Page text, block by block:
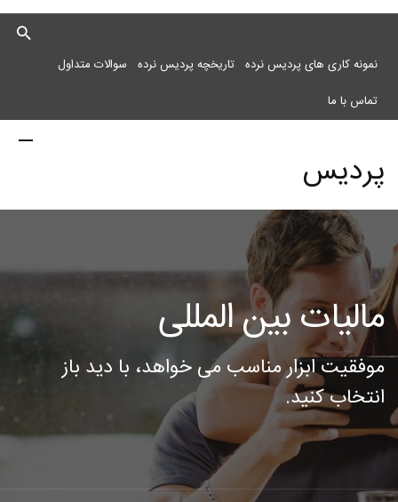
نمونه کاری های پردیس نرده تاریخچه پردیس نرده سوالات متداول
تماس با ما
پردیس
نرده
مرکز
فوق
مالیات بین المللی
موفقیت ابزار مناسب می خواهد، با دید باز
انتخاب کنید.